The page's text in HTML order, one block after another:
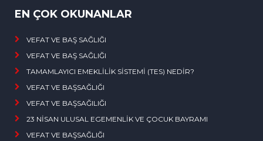
EN ÇOK OKUNANLAR
VEFAT VE BAŞ SAĞLIĞI
VEFAT VE BAŞ SAĞLIĞI
TAMAMLAYICI EMEKLİLİK SİSTEMİ (TES) NEDİR?
VEFAT VE BAŞSAĞLIĞI
VEFAT VE BAŞSAĞILIĞI
23 NİSAN ULUSAL EGEMENLİK VE ÇOCUK BAYRAMI
VEFAT VE BAŞSAĞLIĞI